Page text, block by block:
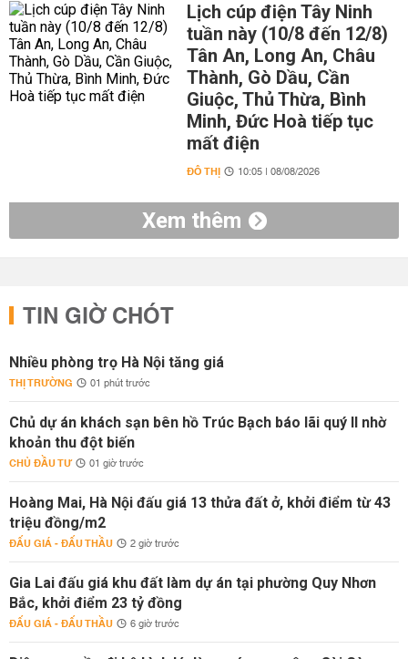
Lịch cúp điện Tây Ninh
tuần này (10/8 đến 12/8)
Tân An, Long An, Châu
Thành, Gò Dầu, Cần
Giuộc, Thủ Thừa, Bình
Minh, Đức Hoà tiếp tục
mất điện
ĐÔ THỊ 10:05 | 08/08/2026
Xem thêm
TIN GIỜ CHÓT
Nhiều phòng trọ Hà Nội tăng giá
THỊ TRƯỜNG 01 phút trước
Chủ dự án khách sạn bên hồ Trúc Bạch báo lãi quý II nhờ
khoản thu đột biến
CHỦ ĐẦU TƯ 01 giờ trước
Hoàng Mai, Hà Nội đấu giá 13 thửa đất ở, khởi điểm từ 43
triệu đồng/m2
ĐẤU GIÁ - ĐẤU THẦU 2 giờ trước
Gia Lai đấu giá khu đất làm dự án tại phường Quy Nhơn
Bắc, khởi điểm 23 tỷ đồng
ĐẤU GIÁ - ĐẤU THẦU 6 giờ trước